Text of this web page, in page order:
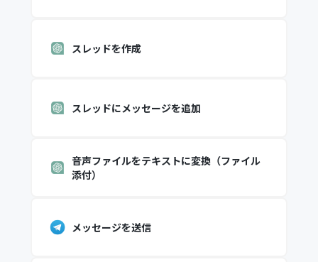
スレッドを作成
スレッドにメッセージを追加
音声ファイルをテキストに変換（ファイル
添付）
メッセージを送信